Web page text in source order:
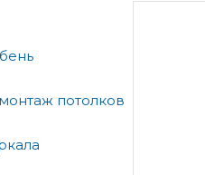
потолков